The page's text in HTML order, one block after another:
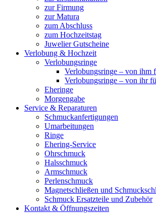
zur Firmung
zur Matura
zum Abschluss
zum Hochzeitstag
Juwelier Gutscheine
Verlobung & Hochzeit
Verlobungsringe
Verlobungsringe – von ihm
Verlobungsringe – von ihr
Eheringe
Morgengabe
Service & Reparaturen
Schmuckanfertigungen
Umarbeitungen
Ringe
Ehering-Service
Ohrschmuck
Halsschmuck
Armschmuck
Perlenschmuck
Magnetschließen und
Schmuck Ersatzteile und Zubehör
Kontakt & Öffnungszeiten